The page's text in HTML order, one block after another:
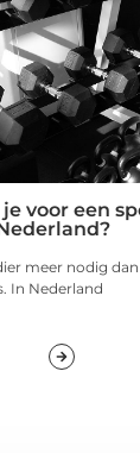
voor een
meer nodig
In Nederland